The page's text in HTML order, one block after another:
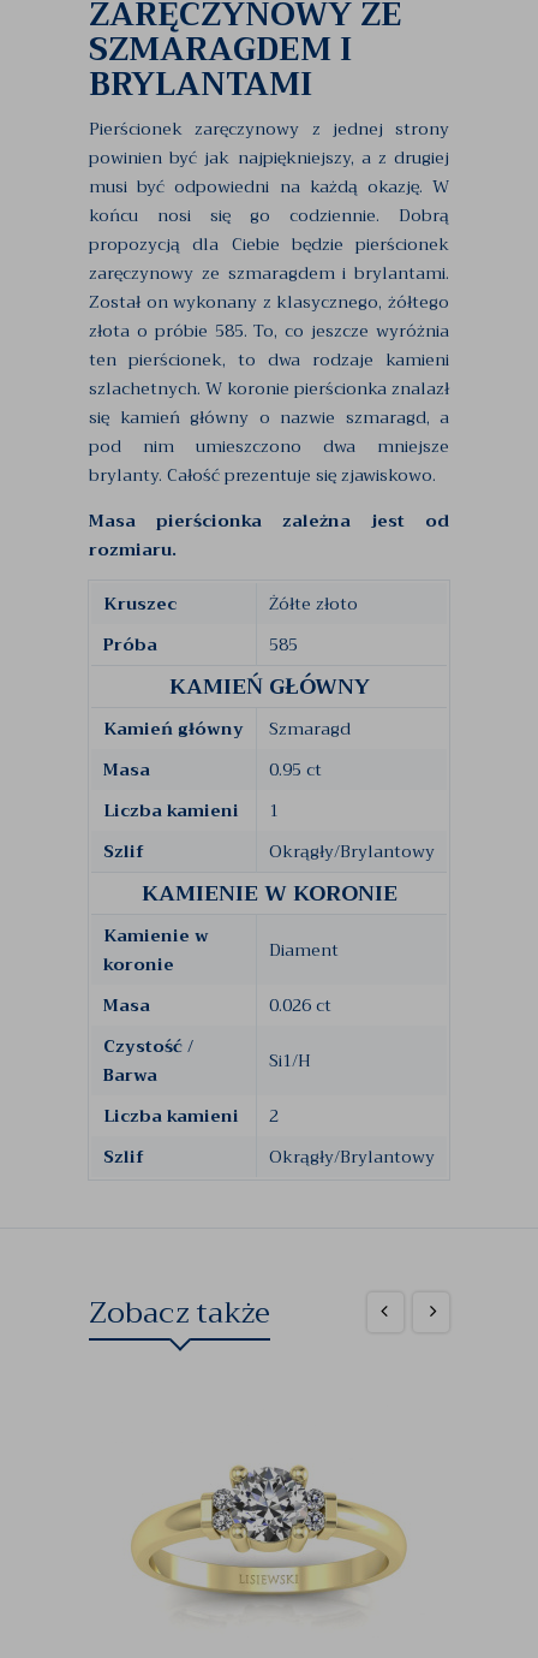
ZARĘCZYNOWY ZE
SZMARAGDEM I
BRYLANTAMI
Pierścionek zaręczynowy z jednej strony
powinien być jak najpiękniejszy, a z drugiej
musi być odpowiedni na każdą okazję. W
końcu nosi się go codziennie. Dobrą
propozycją dla Ciebie będzie pierścionek
zaręczynowy ze szmaragdem i brylantami.
Został on wykonany z klasycznego, żółtego
złota o próbie 585. To, co jeszcze wyróżnia
ten pierścionek, to dwa rodzaje kamieni
szlachetnych. W koronie pierścionka znalazł
się kamień główny o nazwie szmaragd, a
pod nim umieszczono dwa mniejsze
brylanty. Całość prezentuje się zjawiskowo.
Masa pierścionka zależna jest od
rozmiaru.
Kruszec
Żółte złoto
Próba
585
KAMIEŃ GŁÓWNY
Kamień główny
Szmaragd
Masa
0.95 ct
Liczba kamieni
1
Szlif
Okrągły/Brylantowy
KAMIENIE W KORONIE
Kamienie w
koronie
Diament
Masa
0.026 ct
Czystość /
Barwa
Si1/H
Liczba kamieni
2
Szlif
Okrągły/Brylantowy
Zobacz także